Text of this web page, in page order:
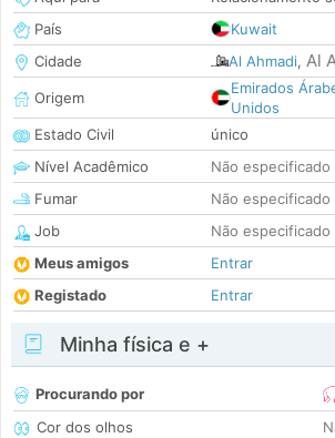
País
Kuwait
Cidade
Al Ahmadi, Al
Origem
Emirados
Unidos
Estado Civil
único
Nível Acadêmico
Não especificado
Fumar
Não especificado
Job
Não especificado
Meus amigos
Entrar
Registado
Entrar
Minha física e +
Procurando por
Cor dos olhos